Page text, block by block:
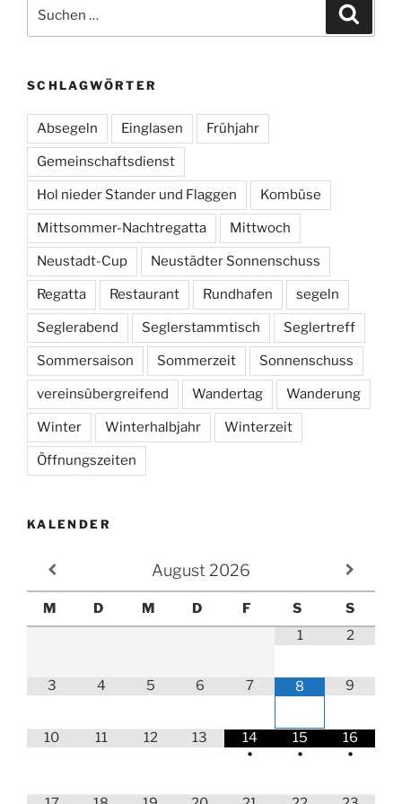
nach:
SCHLAGWÖRTER
Absegeln Einglasen Frühjahr
Gemeinschaftsdienst
Hol nieder Stander und Flaggen Kombüse
Mittsommer-Nachtregatta Mittwoch
Neustadt-Cup Neustädter Sonnenschuss
Regatta Restaurant Rundhafen segeln
Seglerabend Seglerstammtisch Seglertreff
Sommersaison Sommerzeit Sonnenschuss
vereinsübergreifend Wandertag Wanderung
Winter Winterhalbjahr Winterzeit
Öffnungszeiten
KALENDER
August 2026
M D M D F S
S
1
2
3 4 5 6 7 8 9
10 11 12 13
14
•
15
•
16
•